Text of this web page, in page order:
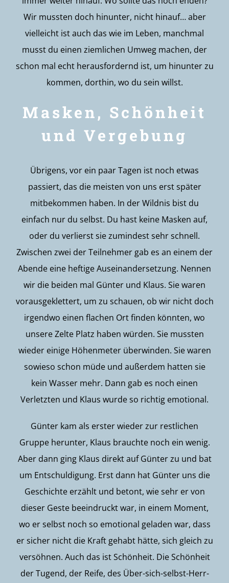
Wir mussten doch hinunter, nicht hinauf… aber
vielleicht ist auch das wie im Leben, manchmal
musst du einen ziemlichen Umweg machen, der
schon mal echt herausfordernd ist, um hinunter zu
kommen, dorthin, wo du sein willst.
Masken, Schönheit
und Vergebung
Übrigens, vor ein paar Tagen ist noch etwas
passiert, das die meisten von uns erst später
mitbekommen haben. In der Wildnis bist du
einfach nur du selbst. Du hast keine Masken auf,
oder du verlierst sie zumindest sehr schnell.
Zwischen zwei der Teilnehmer gab es an einem der
Abende eine heftige Auseinandersetzung. Nennen
wir die beiden mal Günter und Klaus. Sie waren
vorausgeklettert, um zu schauen, ob wir nicht doch
irgendwo einen flachen Ort finden könnten, wo
unsere Zelte Platz haben würden. Sie mussten
wieder einige Höhenmeter überwinden. Sie waren
sowieso schon müde und außerdem hatten sie
kein Wasser mehr. Dann gab es noch einen
Verletzten und Klaus wurde so richtig emotional.
Günter kam als erster wieder zur restlichen
Gruppe herunter, Klaus brauchte noch ein wenig.
Aber dann ging Klaus direkt auf Günter zu und bat
um Entschuldigung. Erst dann hat Günter uns die
Geschichte erzählt und betont, wie sehr er von
dieser Geste beeindruckt war, in einem Moment,
wo er selbst noch so emotional geladen war, dass
er sicher nicht die Kraft gehabt hätte, sich gleich zu
versöhnen. Auch das ist Schönheit. Die Schönheit
der Tugend, der Reife, des Über-sich-selbst-Herr-